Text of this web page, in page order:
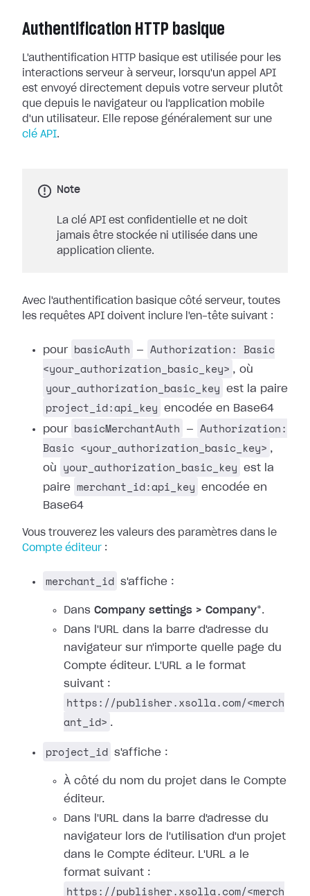
Authentification HTTP basique
L'authentification HTTP basique est utilisée pour les
interactions serveur à serveur, lorsqu'un appel API
est envoyé directement depuis votre serveur plutôt
que depuis le navigateur ou l'application mobile
d'un utilisateur. Elle repose généralement sur une
clé API.
Note
La clé API est confidentielle et ne doit
jamais être stockée ni utilisée dans une
application cliente.
Avec l'authentification basique côté serveur, toutes
les requêtes API doivent inclure l'en-tête suivant :
pour basicAuth —
Authorization: Basic
<your_authorization_basic_key> , où
your_authorization_basic_key est la paire
project_id:api_key
encodée en Base64
pour basicMerchantAuth —
Authorization:
Basic <your_authorization_basic_key> ,
où
your_authorization_basic_key
est la
paire merchant_id:api_key
encodée en
Base64
Vous trouverez les valeurs des paramètres dans le
Compte éditeur :
merchant_id s'affiche :
Dans Company settings > Company*.
Dans l'URL dans la barre d'adresse du
navigateur sur n'importe quelle page du
Compte éditeur. L'URL a le format
suivant :
https://publisher.xsolla.com/<merch
ant_id> .
project_id s'affiche :
À côté du nom du projet dans le Compte
éditeur.
Dans l'URL dans la barre d'adresse du
navigateur lors de l'utilisation d'un projet
dans le Compte éditeur. L'URL a le
format suivant :
https://publisher.xsolla.com/<merch